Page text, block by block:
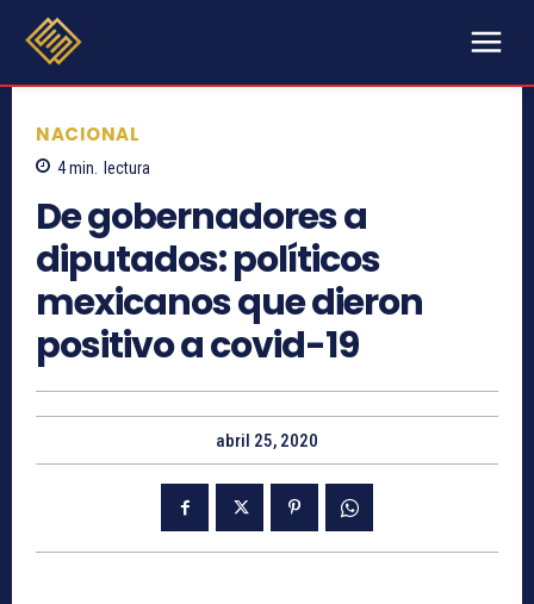
NACIONAL
4min. lectura
De gobernadores a
diputados: políticos
mexicanos que dieron
positivo a covid-19
abril 25, 2020